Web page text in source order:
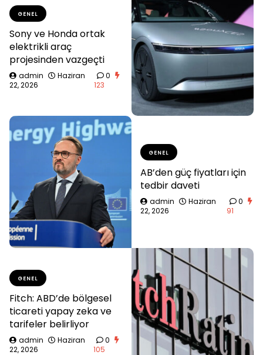
GENEL
Sony ve Honda ortak
elektrikli araç
projesinden vazgeçti
admin
Haziran
22, 2026
0
123
GENEL
AB’den güç fiyatları için
tedbir daveti
admin
Haziran
22, 2026
0
91
GENEL
Fitch: ABD’de bölgesel
ticareti yapay zeka ve
tarifeler belirliyor
admin
Haziran
22, 2026
0
105